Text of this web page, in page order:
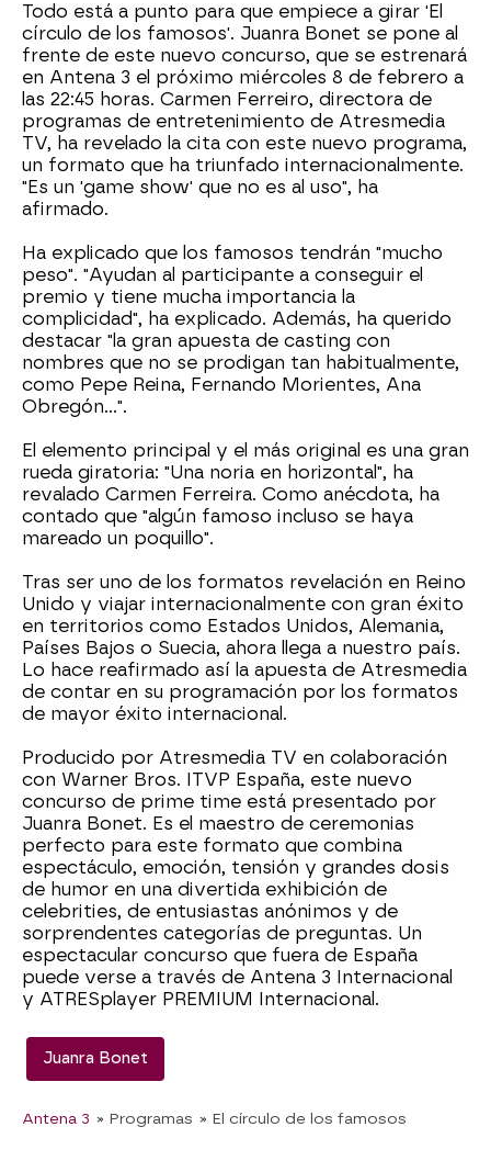
Todo está a punto para que empiece a girar 'El
círculo de los famosos'. Juanra Bonet se pone al
frente de este nuevo concurso, que se estrenará
en Antena 3 el próximo miércoles 8 de febrero a
las 22:45 horas. Carmen Ferreiro, directora de
programas de entretenimiento de Atresmedia
TV, ha revelado la cita con este nuevo programa,
un formato que ha triunfado internacionalmente.
"Es un 'game show' que no es al uso", ha
afirmado.
Ha explicado que los famosos tendrán "mucho
peso". "Ayudan al participante a conseguir el
premio y tiene mucha importancia la
complicidad", ha explicado. Además, ha querido
destacar "la gran apuesta de casting con
nombres que no se prodigan tan habitualmente,
como Pepe Reina, Fernando Morientes, Ana
Obregón...".
El elemento principal y el más original es una gran
rueda giratoria: "Una noria en horizontal", ha
revalado Carmen Ferreira. Como anécdota, ha
contado que "algún famoso incluso se haya
mareado un poquillo".
Tras ser uno de los formatos revelación en Reino
Unido y viajar internacionalmente con gran éxito
en territorios como Estados Unidos, Alemania,
Países Bajos o Suecia, ahora llega a nuestro país.
Lo hace reafirmado así la apuesta de Atresmedia
de contar en su programación por los formatos
de mayor éxito internacional.
Producido por Atresmedia TV en colaboración
con Warner Bros. ITVP España, este nuevo
concurso de prime time está presentado por
Juanra Bonet. Es el maestro de ceremonias
perfecto para este formato que combina
espectáculo, emoción, tensión y grandes dosis
de humor en una divertida exhibición de
celebrities, de entusiastas anónimos y de
sorprendentes categorías de preguntas. Un
espectacular concurso que fuera de España
puede verse a través de Antena 3 Internacional
y ATRESplayer PREMIUM Internacional.
Juanra Bonet
Antena 3 » Programas » El círculo de los famosos